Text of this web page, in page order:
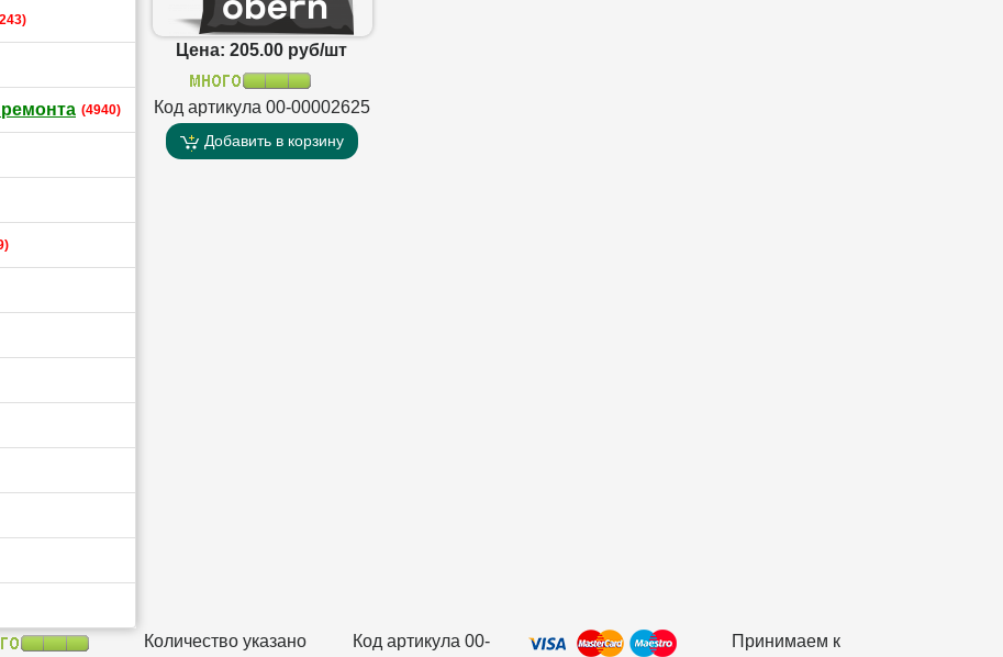
(4940)
Цена: 205.00 руб/шт
Код артикула 00-00002625
Добавить в корзину
Количество указано
Код артикула 00-
Принимаем к